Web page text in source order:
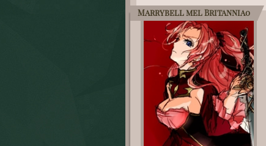
Marrybell mel Britannia0